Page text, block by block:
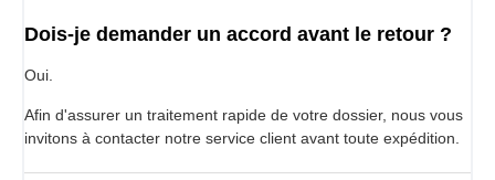
Dois-je demander un accord avant le retour ?
Oui.
Afin d'assurer un traitement rapide de votre dossier, nous vous
invitons à contacter notre service client avant toute expédition.